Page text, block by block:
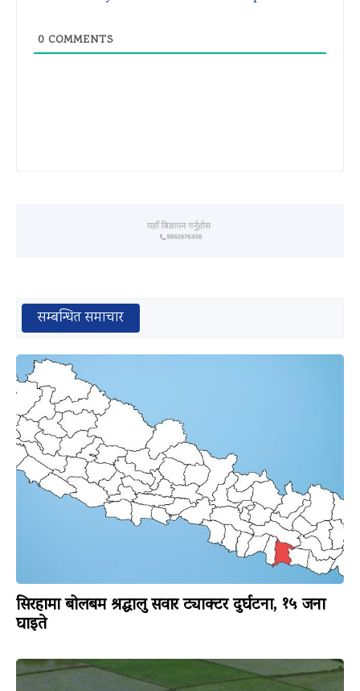
0 COMMENTS
सम्बन्धित समाचार
सिरहामा बोलबम श्रद्धालु सवार ट्याक्टर दुर्घटना, १५ जना
घाइते